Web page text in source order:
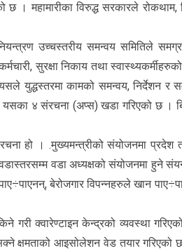
महामारीका विरुद्ध सरकारले रोकथाम,
उच्चस्तरीय समन्वय समितिले
सुरक्षा निकाय तथा
युद्धस्तरमा कामको समन्वय, निर्देशन र
यसका ४ संरचना (अप्स) खडा गरिएको छ ।
हो । .मुख्यमन्त्रीको संयोजनमा
वडा अध्यक्षको संयोजनमा हुने
बेरोजगार विपन्नहरुले खान
गरी क्वारेण्टाइन केन्द्रको व्यवस्था
क्षमताको आइसोलेशन वेड तयार गरिएको